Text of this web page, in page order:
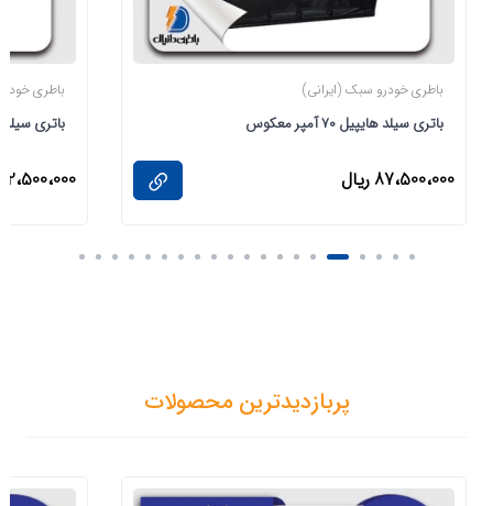
باطری خودرو سبک (ایرانی)
باتری سیلد هایپیل 70 آمپر معکوس
87،500،000 ریال
باطری
باتری سیلد
112،500،000
پربازدیدترین محصولات